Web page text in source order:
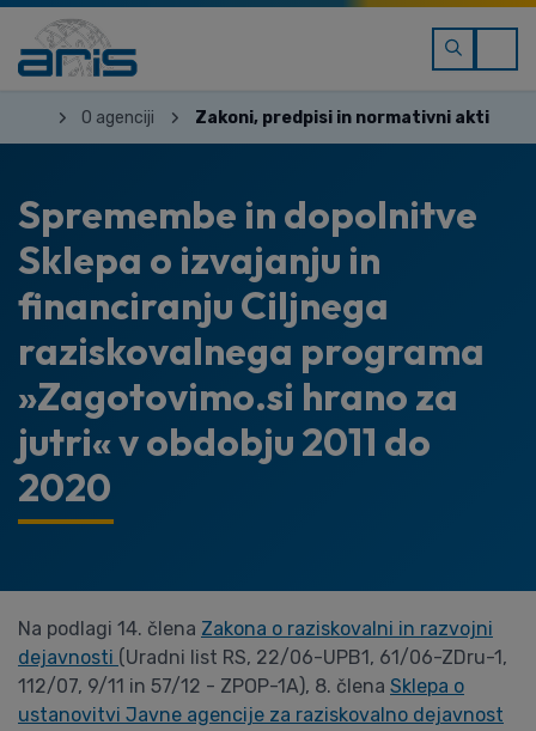
O agenciji Zakoni, predpisi in normativni akti
Spremembe in dopolnitve
Sklepa o izvajanju in
financiranju Ciljnega
raziskovalnega programa
»Zagotovimo.si hrano za
jutri« v obdobju 2011 do
2020
Na podlagi 14. člena Zakona o raziskovalni in razvojni
dejavnosti (Uradni list RS, 22/06-UPB1, 61/06-ZDru-1,
112/07, 9/11 in 57/12 - ZPOP-1A), 8. člena Sklepa o
ustanovitvi Javne agencije za raziskovalno dejavnost